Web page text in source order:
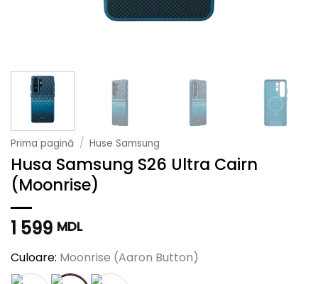
Prima pagină / Huse Samsung
Husa Samsung S26 Ultra Cairn
(Moonrise)
1 599 MDL
Culoare: Moonrise (Aaron Button)